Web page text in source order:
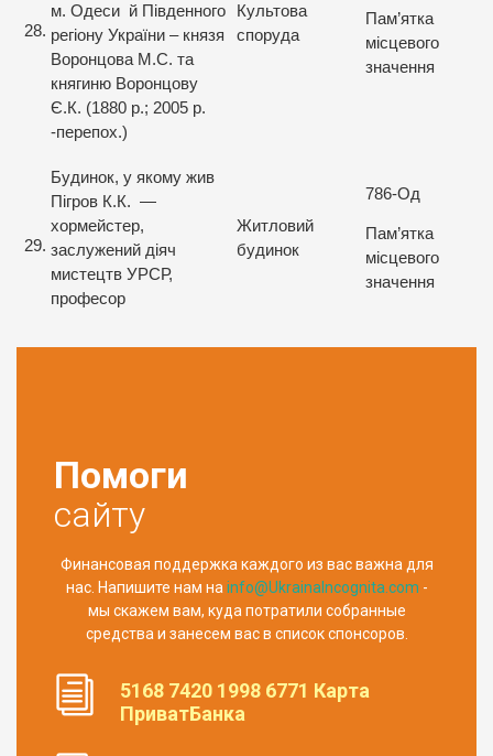
28.
м. Одеси й Південного
регіону України – князя
Воронцова М.С. та
княгиню Воронцову
Є.К. (1880 р.; 2005 р.
-перепох.)
Культова
споруда
Пам’ятка
місцевого
значення
29.
Будинок, у якому жив
Пігров К.К. —
хормейстер,
заслужений діяч
мистецтв УРСР,
професор
Житловий
будинок
786-Од
Пам’ятка
місцевого
значення
Помоги
сайту
Финансовая поддержка каждого из вас важна для
нас. Напишите нам на info@UkrainaIncognita.com -
мы скажем вам, куда потратили собранные
средства и занесем вас в список спонсоров.
5168 7420 1998 6771 Карта
ПриватБанка